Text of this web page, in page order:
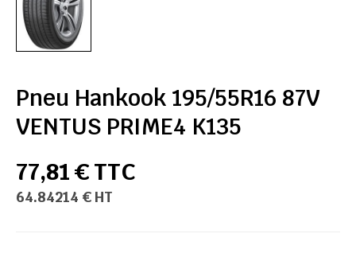
Pneu Hankook 195/55R16 87V
VENTUS PRIME4 K135
77,81 € TTC
64.84214 € HT